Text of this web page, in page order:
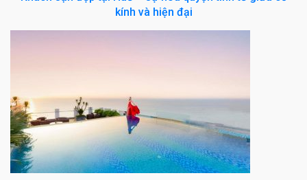
kính và hiện đại